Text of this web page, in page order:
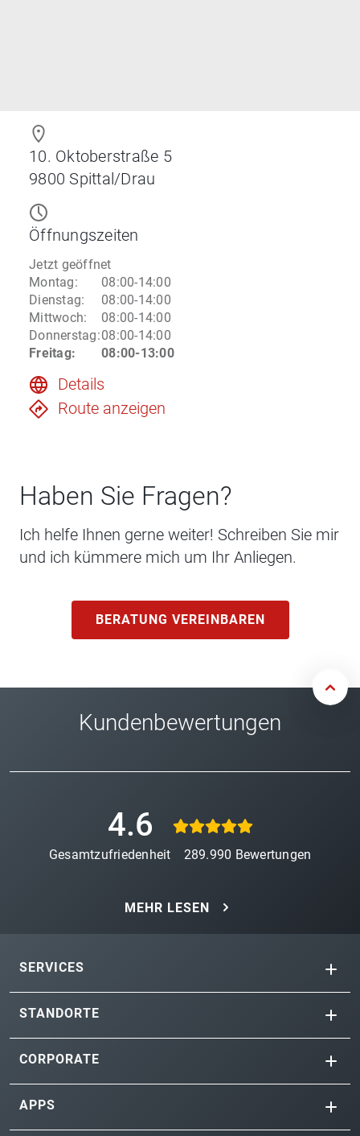
10. Oktoberstraße 5
9800 Spittal/Drau
Öffnungszeiten
Jetzt geöffnet
Montag:
08:00-14:00
Dienstag:
08:00-14:00
Mittwoch:
08:00-14:00
Donnerstag:08:00-14:00
Freitag: 08:00-13:00
Details
Route anzeigen
Haben Sie Fragen?
Ich helfe Ihnen gerne weiter! Schreiben Sie mir
und ich kümmere mich um Ihr Anliegen.
BERATUNG VEREINBAREN
Kundenbewertungen
4.6
Gesamtzufriedenheit 289.990 Bewertungen
MEHR LESEN
SERVICES
STANDORTE
CORPORATE
APPS